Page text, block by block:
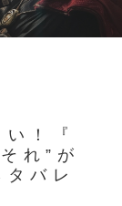
！『
れ”が
バレ